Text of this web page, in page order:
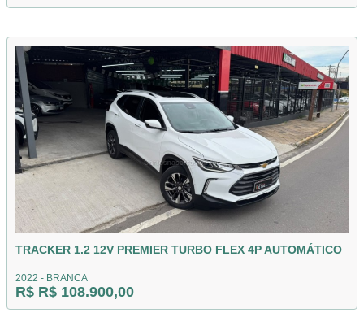
TRACKER 1.2 12V PREMIER TURBO FLEX 4P AUTOMÁTICO
2022 - BRANCA
R$ R$ 108.900,00